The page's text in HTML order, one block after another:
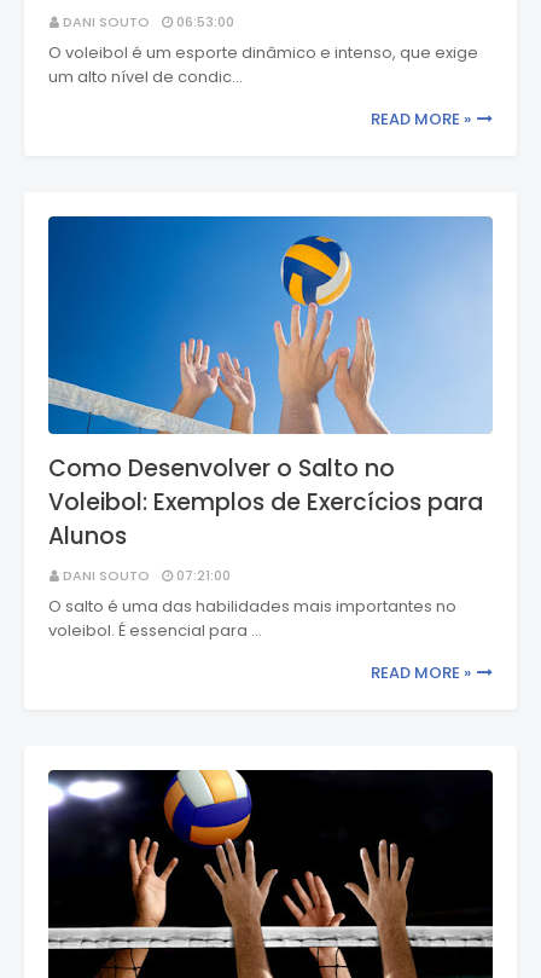
DANI SOUTO 06:53:00
O voleibol é um esporte dinâmico e intenso, que exige
um alto nível de condic…
READ MORE »
Como Desenvolver o Salto no
Voleibol: Exemplos de Exercícios para
Alunos
DANI SOUTO 07:21:00
O salto é uma das habilidades mais importantes no
voleibol. É essencial para …
READ MORE »